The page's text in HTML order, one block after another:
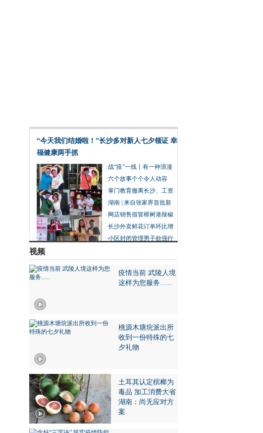
“今天我们结婚啦！”长沙多对新人七夕领证 幸
福健康两手抓
·战“疫”一线丨有一种浪漫
叫并肩作战
·六个故事个个令人动容
在“疫”线过七夕也分外浪
漫
·掌门教育撤离长沙、工资
赔偿没着落 创始人建议员
工重新谋职
·湖南 | 来自张家界首批新
冠肺炎康复患者的感谢信
· 网店销售假冒樟树港辣椒
被判赔 产业协会：假的近
20万亩
·长沙外卖鲜花订单环比增
长15倍 外卖送礼成90后七
·小区封闭管理男子欲强行
视频
疫情当前 武陵人境
这样为您服务......
桃源木塘垸派出所
收到一份特殊的七
夕礼物
土耳其认定槟榔为
毒品 加工消费大省
湖南：尚无应对方
案